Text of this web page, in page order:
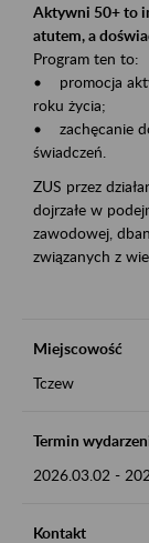
Aktywni 50+ to
atutem, a
Program ten to:
• promocja
roku życia;
• zachęcanie
świadczeń.
ZUS przez
dojrzałe w
zawodowej,
związanych z
Miejscowość
Tczew
Termin
2026.03.02 -
Kontakt